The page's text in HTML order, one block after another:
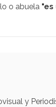
o abuela "es
y